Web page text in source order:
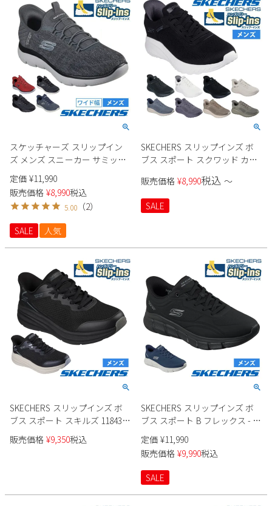
16
17 18 20 21
22
23
24 27 28
29
30
31
2026 年9月
日 月 火 木 金
土
1
3 4
5
7 8 10 11
12
20
21 22 24 25
26
新規会員登録
会社概要
プライバシーポリシー
特定商取引法に基づく表示
お問い合わせ
スケッチャーズ スリップイン
ズ メンズ スニーカー サミッツ
キー ペース 232469W
SKECHERS Slip-ins Summits -
Key Pace 靴 ワイド幅 幅広
定価 ¥11,990
販売価格 ¥8,990税込
5.00 （2）
SALE
人気
SKECHERS スリップインズ ボ
ブス スポート スクワッド カオ
メンズ
販売価格 ¥8,990税込 〜
SALE
SKECHERS スリップインズ ボ
ブス スポート スキルズ 118431
メンズ
販売価格 ¥9,350税込
SKECHERS スリップインズ ボ
ブス スポート B フレックス - ス
ムース エッジ 118116 メンズ
定価 ¥11,990
販売価格 ¥9,990税込
SALE